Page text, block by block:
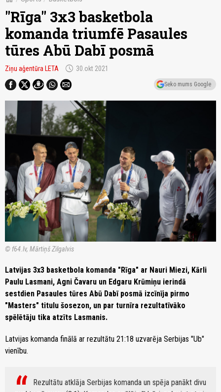
"Rīga" 3x3 basketbola
komanda triumfē Pasaules
tūres Abū Dabī posmā
Ziņu aģentūra LETA schedule 30.okt 2021
Seko mums Google
© f64.lv, Mārtiņš Zilgalvis
Latvijas 3x3 basketbola komanda "Rīga" ar Nauri Miezi, Kārli
Paulu Lasmani, Agni Čavaru un Edgaru Krūmiņu ierindā
sestdien Pasaules tūres Abū Dabī posmā izcīnīja pirmo
"Masters" titulu šosezon, un par turnīra rezultatīvāko
spēlētāju tika atzīts Lasmanis.
Latvijas komanda finālā ar rezultātu 21:18 uzvarēja Serbijas "Ub"
vienību.
Rezultātu atklāja Serbijas komanda un spēja panākt divu